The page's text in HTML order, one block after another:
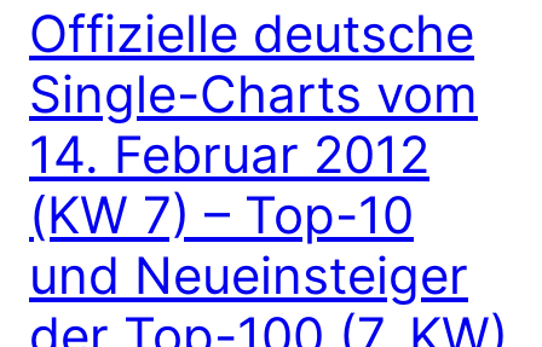
Offizielle deutsche
Single-Charts vom
14. Februar 2012
(KW 7) – Top-10
und Neueinsteiger